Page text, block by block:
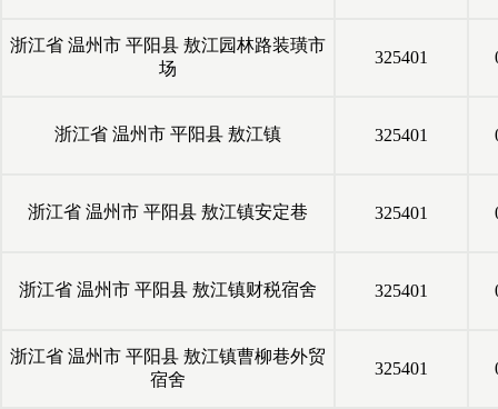
浙江省 温州市 平阳县 敖江园林路装璜市
场
325401
浙江省 温州市 平阳县 敖江镇 325401
浙江省 温州市 平阳县 敖江镇安定巷 325401
浙江省 温州市 平阳县 敖江镇财税宿舍 325401
浙江省 温州市 平阳县 敖江镇曹柳巷外贸
宿舍
325401